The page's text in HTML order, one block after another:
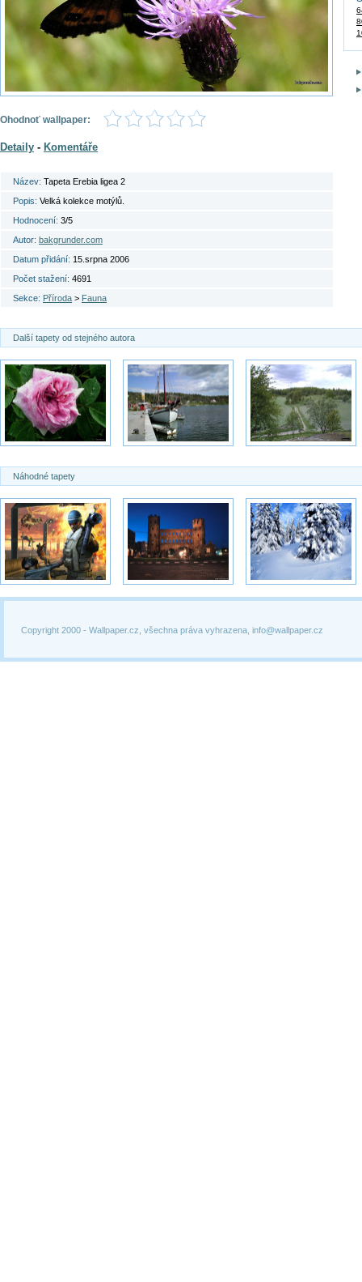
Ohodnoť wallpaper:
Detaily - Komentáře
Název: Tapeta Erebia ligea 2
Popis: Velká kolekce motýlů.
Hodnocení: 3/5
Autor: bakgrunder.com
Datum přidání: 15.srpna 2006
Počet stažení: 4691
Sekce: Příroda > Fauna
Další tapety od stejného autora
Náhodné tapety
Copyright 2000 - Wallpaper.cz, všechna práva vyhrazena, info@wallpaper.cz